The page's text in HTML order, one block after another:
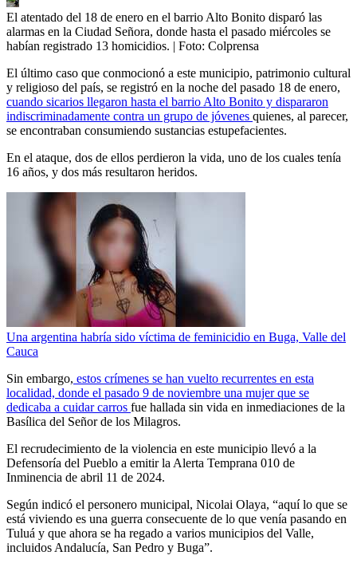
El atentado del 18 de enero en el barrio Alto Bonito disparó las
alarmas en la Ciudad Señora, donde hasta el pasado miércoles se
habían registrado 13 homicidios. | Foto: Colprensa
El último caso que conmocionó a este municipio, patrimonio cultural
y religioso del país, se registró en la noche del pasado 18 de enero,
cuando sicarios llegaron hasta el barrio Alto Bonito y dispararon
indiscriminadamente contra un grupo de jóvenes quienes, al parecer,
se encontraban consumiendo sustancias estupefacientes.
En el ataque, dos de ellos perdieron la vida, uno de los cuales tenía
16 años, y dos más resultaron heridos.
Una argentina habría sido víctima de feminicidio en Buga, Valle del
Cauca
Sin embargo, estos crímenes se han vuelto recurrentes en esta
localidad, donde el pasado 9 de noviembre una mujer que se
dedicaba a cuidar carros fue hallada sin vida en inmediaciones de la
Basílica del Señor de los Milagros.
El recrudecimiento de la violencia en este municipio llevó a la
Defensoría del Pueblo a emitir la Alerta Temprana 010 de
Inminencia de abril 11 de 2024.
Según indicó el personero municipal, Nicolai Olaya, “aquí lo que se
está viviendo es una guerra consecuente de lo que venía pasando en
Tuluá y que ahora se ha regado a varios municipios del Valle,
incluidos Andalucía, San Pedro y Buga”.